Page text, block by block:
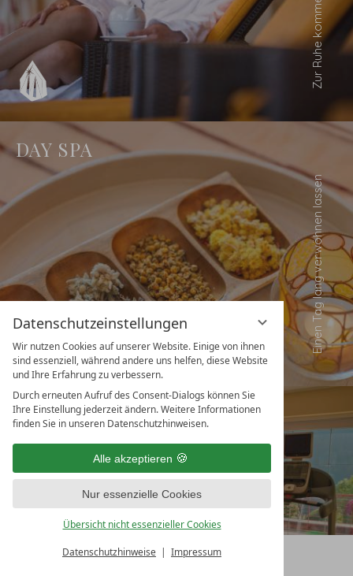
Datenschutzeinstellungen
Wir nutzen Cookies auf unserer Website. Einige von ihnen
sind essenziell, während andere uns helfen, diese Website
und Ihre Erfahrung zu verbessern.
Durch erneuten Aufruf des Consent-Dialogs können Sie
Ihre Einstellung jederzeit ändern. Weitere Informationen
finden Sie in unseren Datenschutzhinweisen.
Alle akzeptieren
Nur essenzielle Cookies
Übersicht nicht essenzieller Cookies
Datenschutzhinweise Impressum
DAY SPA
FITNESS